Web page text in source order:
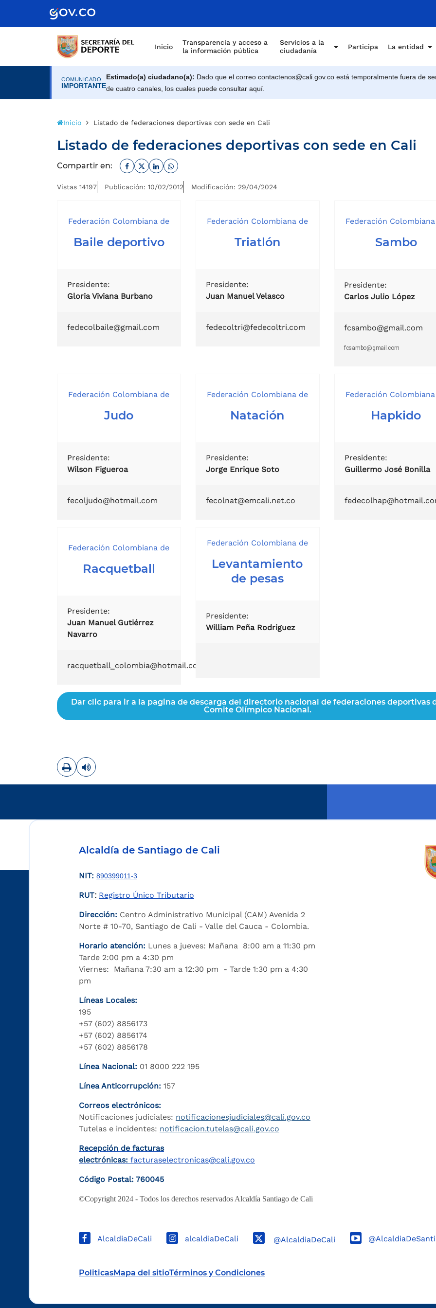
Inicio
Transparencia y acceso a
la información pública
Servicios a la
ciudadanía
Participa La entidad
COMUNICADO
IMPORTANTE
Estimado(a) ciudadano(a): Dado que el correo contactenos@cali.gov.co está temporalmente fuera de
de cuatro canales, los cuales puede consultar aquí.
Inicio Listado de federaciones deportivas con sede en Cali
Listado de federaciones deportivas con sede en Cali
Compartir en: Facebook
TwitterLinkedinWhatsapp
Vistas 14197 Publicación: 10/02/2012 Modificación: 29/04/2024
Federación Colombiana de
Baile deportivo
Presidente:
Gloria Viviana Burbano
fedecolbaile@gmail.com
Federación Colombiana de
Triatlón
Presidente:
Juan Manuel Velasco
fedecoltri@fedecoltri.com
Federación
Sambo
Presidente:
Carlos Julio López
fcsambo@gmail.com
fcsambo@gmail.com
Federación Colombiana de
Judo
Presidente:
Wilson Figueroa
fecoljudo@hotmail.com
Federación Colombiana de
Natación
Presidente:
Jorge Enrique Soto
fecolnat@emcali.net.co
Federación
Hapkido
Presidente:
Guillermo José Bonilla
Federación Colombiana de
Racquetball
Presidente:
Juan Manuel Gutiérrez
Navarro
racquetball_colombia@hotmail.com
Federación Colombiana de
Levantamiento
de pesas
Presidente:
William Peña Rodriguez
Dar clic para ir a la pagina de descarga del directorio nacional de federaciones deportivas
Comite Olímpico Nacional.
ImprimirLeer contenido
Alcaldía de Santiago de Cali
NIT: 890399011-3
RUT: Registro Único Tributario
Dirección: Centro Administrativo Municipal (CAM) Avenida 2
Norte # 10-70, Santiago de Cali - Valle del Cauca - Colombia.
Horario atención: Lunes a jueves: Mañana 8:00 am a 11:30 pm
Tarde 2:00 pm a 4:30 pm
Viernes: Mañana 7:30 am a 12:30 pm - Tarde 1:30 pm a 4:30
pm
Líneas Locales:
195
+57 (602) 8856173
+57 (602) 8856174
+57 (602) 8856178
Línea Nacional: 01 8000 222 195
Línea Anticorrupción: 157
Correos electrónicos:
Notificaciones judiciales: notificacionesjudiciales@cali.gov.co
Tutelas e incidentes: notificacion.tutelas@cali.gov.co
Recepción de facturas
electrónicas: facturaselectronicas@cali.gov.co
Código Postal: 760045
©Copyright 2024 - Todos los derechos reservados Alcaldía Santiago de Cali
AlcaldiaDeCali alcaldiaDeCali @AlcaldiaDeCali
PoliticasMapa del sitioTérminos y Condiciones